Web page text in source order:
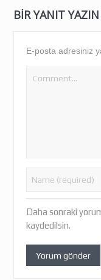
BIR YANIT YAZIN
E-posta adresiniz
Daha sonraki
kaydedilsin.